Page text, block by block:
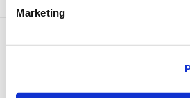
Marketing
Copyright @2026